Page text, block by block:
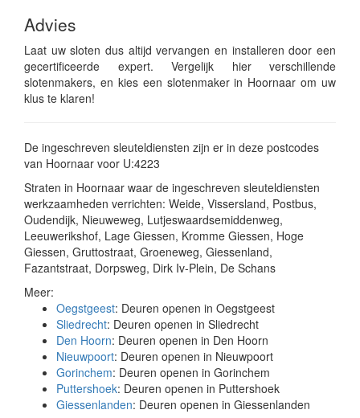
Advies
Laat uw sloten dus altijd vervangen en installeren door een
gecertificeerde expert. Vergelijk hier verschillende
slotenmakers, en kies een slotenmaker in Hoornaar om uw
klus te klaren!
De ingeschreven sleuteldiensten zijn er in deze postcodes
van Hoornaar voor U:4223
Straten in Hoornaar waar de ingeschreven sleuteldiensten
werkzaamheden verrichten: Weide, Vissersland, Postbus,
Oudendijk, Nieuweweg, Lutjeswaardsemiddenweg,
Leeuwerikshof, Lage Giessen, Kromme Giessen, Hoge
Giessen, Gruttostraat, Groeneweg, Giessenland,
Fazantstraat, Dorpsweg, Dirk Iv-Plein, De Schans
Meer:
Oegstgeest: Deuren openen in Oegstgeest
Sliedrecht: Deuren openen in Sliedrecht
Den Hoorn: Deuren openen in Den Hoorn
Nieuwpoort: Deuren openen in Nieuwpoort
Gorinchem: Deuren openen in Gorinchem
Puttershoek: Deuren openen in Puttershoek
Giessenlanden: Deuren openen in Giessenlanden